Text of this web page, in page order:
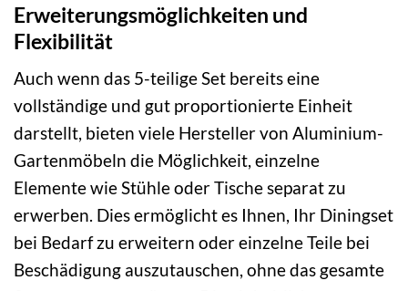
Erweiterungsmöglichkeiten und
Flexibilität
Auch wenn das 5-teilige Set bereits eine
vollständige und gut proportionierte Einheit
darstellt, bieten viele Hersteller von Aluminium-
Gartenmöbeln die Möglichkeit, einzelne
Elemente wie Stühle oder Tische separat zu
erwerben. Dies ermöglicht es Ihnen, Ihr Diningset
bei Bedarf zu erweitern oder einzelne Teile bei
Beschädigung auszutauschen, ohne das gesamte